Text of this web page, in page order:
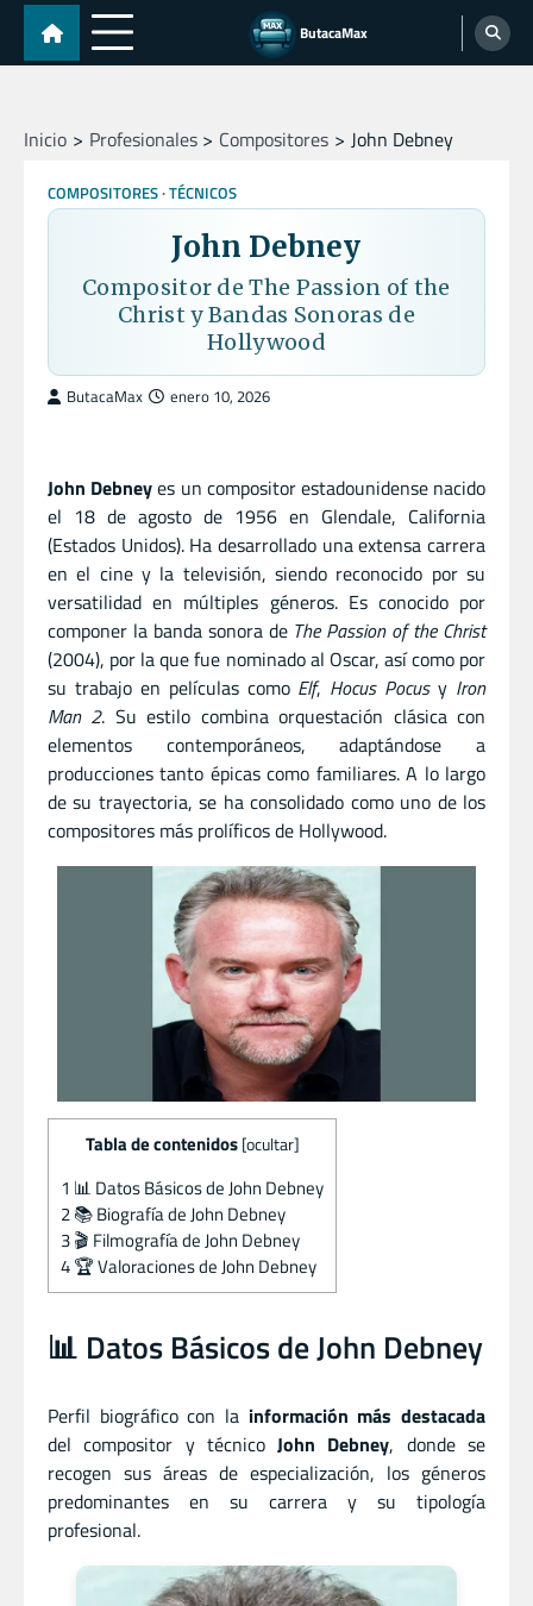
Skip
content
ButacaMax
Inicio Profesionales Compositores John Debney
COMPOSITORES TÉCNICOS
John Debney
Compositor de The Passion of the
Christ y Bandas Sonoras de
Hollywood
ButacaMax enero 10, 2026
John Debneyes un compositor estadounidense nacido
el 18 de agosto de 1956 en Glendale, California
(Estados Unidos). Ha desarrollado una extensa carrera
en el cine y la televisión, siendo reconocido por su
versatilidad en múltiples géneros. Es conocido por
componer la banda sonora de The Passion of the Christ
(2004), por la que fue nominado al Oscar, así como por
su trabajo en películas como Elf, Hocus Pocusy Iron
Man 2. Su estilo combina orquestación clásica con
elementos contemporáneos, adaptándose a
producciones tanto épicas como familiares. A lo largo
de su trayectoria, se ha consolidado como uno de los
compositores más prolíficos de Hollywood.
Tabla de contenidos [ocultar]
1 📊 Datos Básicos de John Debney
2📚 Biografía de John Debney
3🎬 Filmografía de John Debney
4🏆 Valoraciones de John Debney
📊 Datos Básicos de John Debney
Perfil biográfico con la información más destacada
del compositor y técnicoJohn Debney, donde se
recogen sus áreas de especialización, los géneros
predominantes en su carrera y su tipología
profesional.